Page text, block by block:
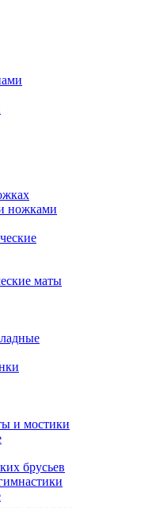
ножками
маты
и мостики
брусьев